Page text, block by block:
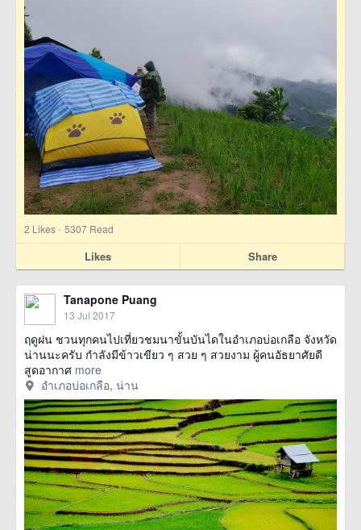
2 Likes · 5307 Read
Likes Share
Tanapone Puang
13 Jul 2017
ฤดูฝน ชวนทุกคนไปเที่ยวชมนาขั้นบันไดในอำเภอบ่อเกลือ จังหวัด
น่านนะครับ กำลังมีข้าวเขียว ๆ สวย ๆ สวยงาม ผู้คนอัธยาศัยดี
สูดอากาศ more
อำเภอบ่อเกลือ, น่าน